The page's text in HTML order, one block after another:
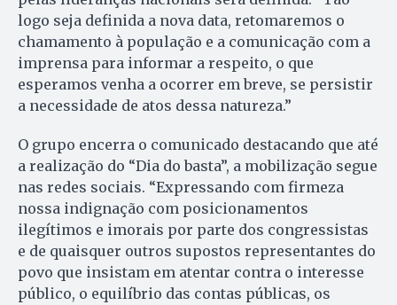
logo seja definida a nova data, retomaremos o
chamamento à população e a comunicação com a
imprensa para informar a respeito, o que
esperamos venha a ocorrer em breve, se persistir
a necessidade de atos dessa natureza.”
O grupo encerra o comunicado destacando que até
a realização do “Dia do basta”, a mobilização segue
nas redes sociais. “Expressando com firmeza
nossa indignação com posicionamentos
ilegítimos e imorais por parte dos congressistas
e de quaisquer outros supostos representantes do
povo que insistam em atentar contra o interesse
público, o equilíbrio das contas públicas, os